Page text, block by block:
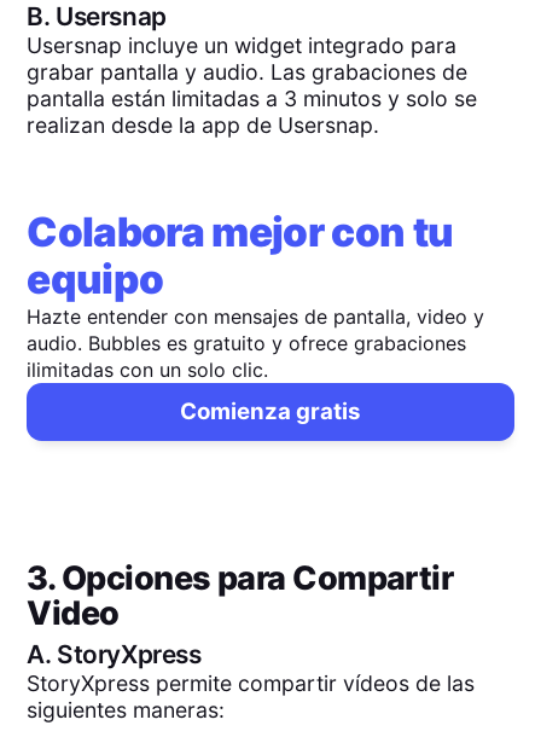
B. Usersnap
Usersnap incluye un widget integrado para
grabar pantalla y audio. Las grabaciones de
pantalla están limitadas a 3 minutos y solo se
realizan desde la app de Usersnap.
Colabora mejor con tu
equipo
Hazte entender con mensajes de pantalla, video y
audio. Bubbles es gratuito y ofrece grabaciones
ilimitadas con un solo clic.
Comienza gratis
3. Opciones para Compartir
Video
A. StoryXpress
StoryXpress permite compartir vídeos de las
siguientes maneras: